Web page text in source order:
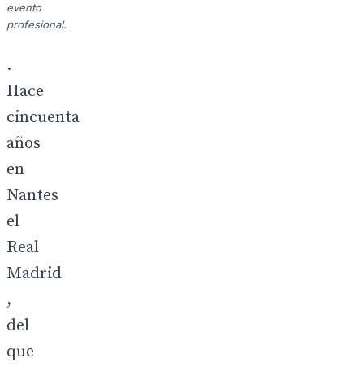
evento
profesional.
.
Hace
cincuenta
años
en
Nantes
el
Real
Madrid
,
del
que